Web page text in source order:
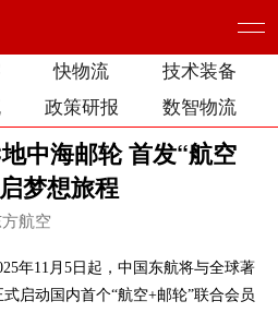
快物流
技术装备
政策研报 数智物流
中海邮轮 首发“航空
梦想旅程
航空
年11月5日起，中国东航将与全球著
启动国内首个“航空+邮轮”联合会员